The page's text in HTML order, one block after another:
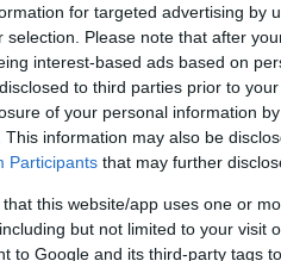
for targeted advertising by
selection. Please note that after
interest-based ads based on
to third parties prior to
of your personal information
This information may also be
Participants that may further
that this website/app uses one or
but not limited to your visit
to Google and its third-party tags
Παράλληλα, κάλεσε
ενέργειες που θα